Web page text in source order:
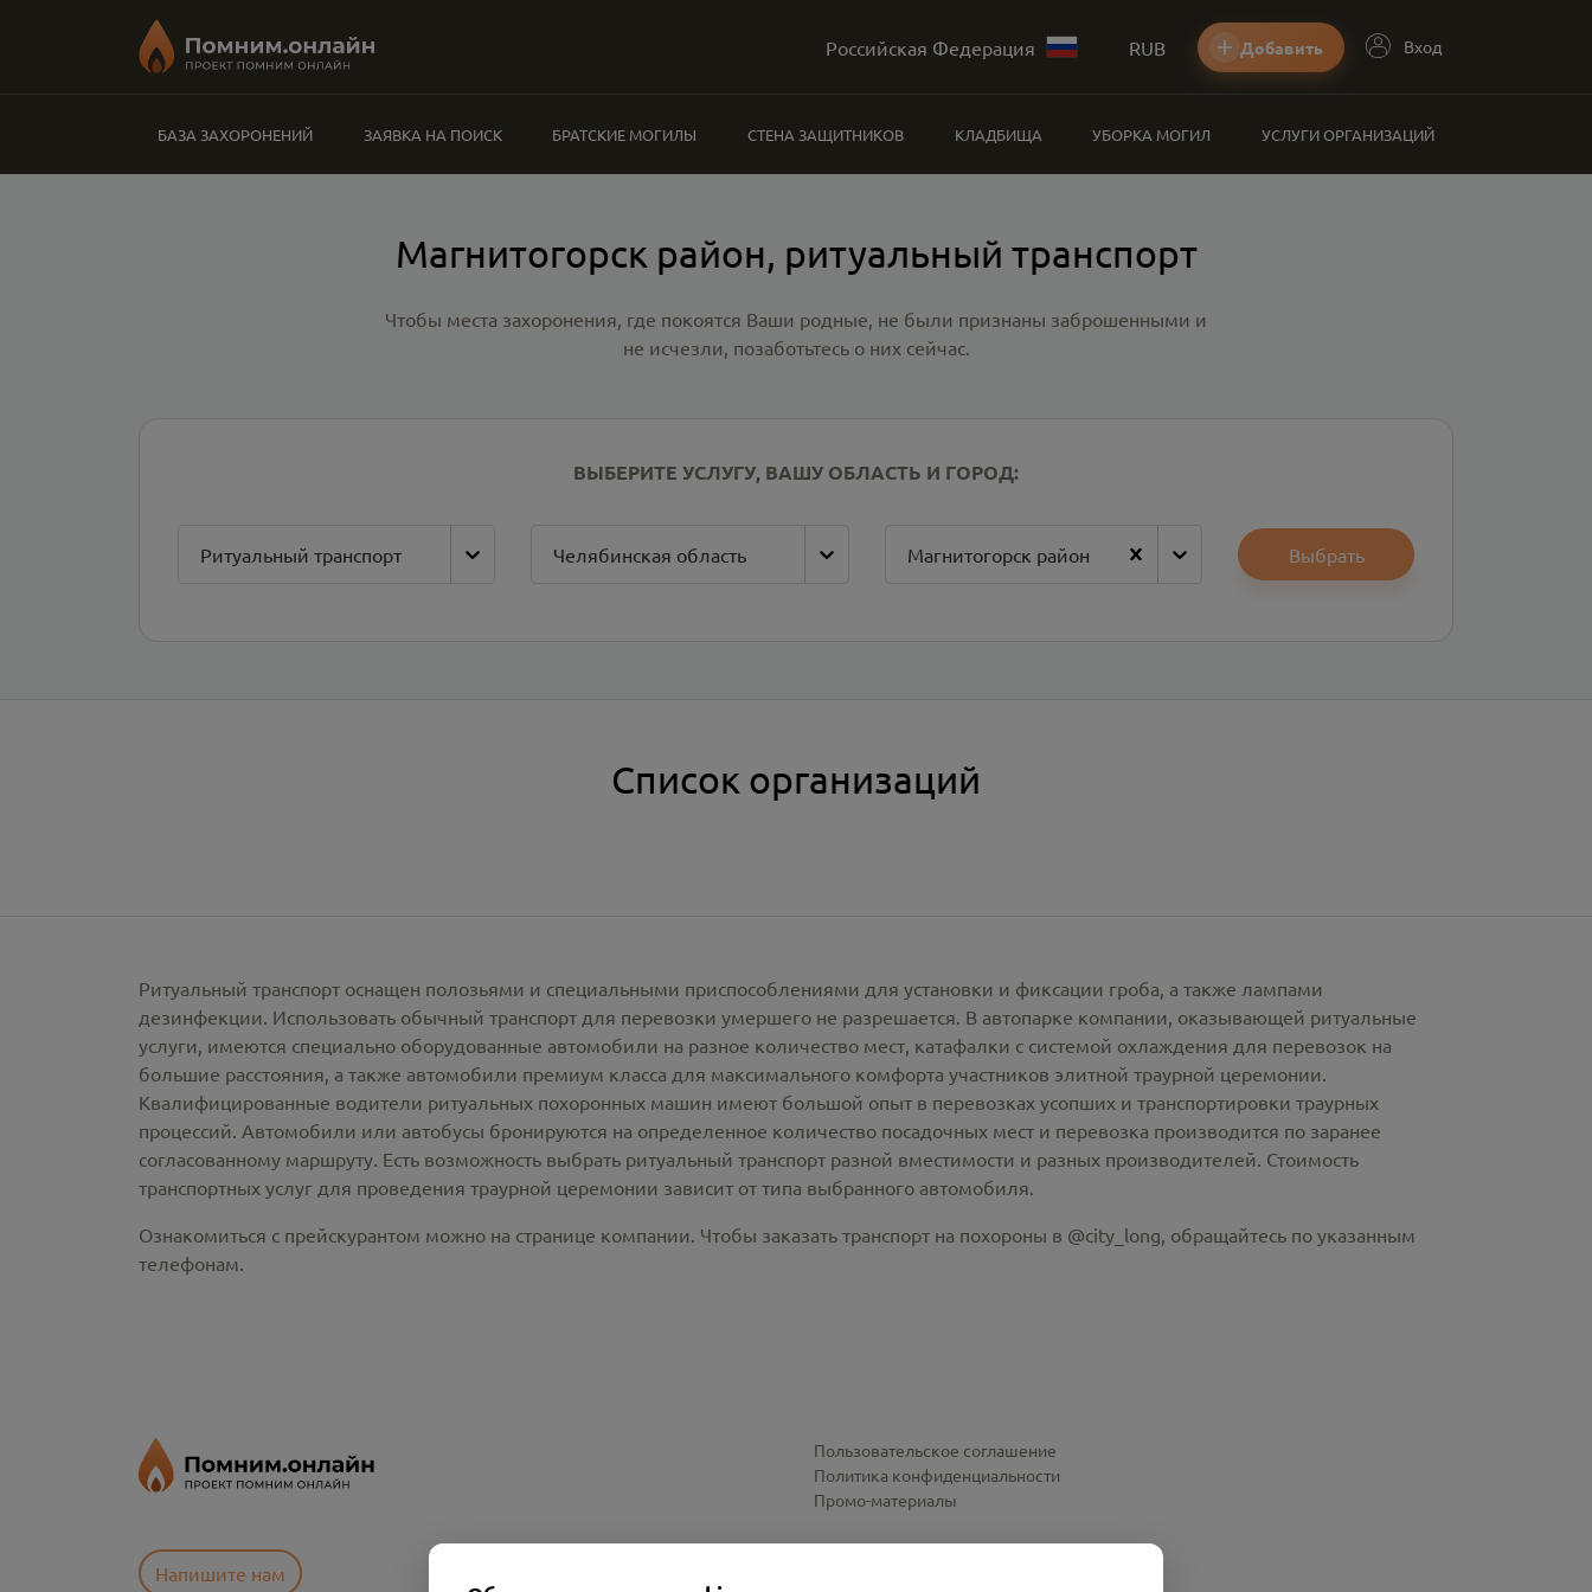
Российская Федерация RUB Добавить Вход
БАЗА ЗАХОРОНЕНИЙ ЗАЯВКА НА ПОИСК БРАТСКИЕ МОГИЛЫ СТЕНА ЗАЩИТНИКОВ КЛАДБИЩА УБОРКА МОГИЛ УСЛУГИ ОРГАНИЗАЦИЙ
Магнитогорск район, ритуальный транспорт
Чтобы места захоронения, где покоятся Ваши родные, не были признаны заброшенными и
не исчезли, позаботьтесь о них сейчас.
ВЫБЕРИТЕ УСЛУГУ, ВАШУ ОБЛАСТЬ И ГОРОД:
Ритуальный транспорт Челябинская область Магнитогорск район Выбрать
Список организаций
Ритуальный транспорт оснащен полозьями и специальными приспособлениями для установки и фиксации гроба, а также лампами
дезинфекции. Использовать обычный транспорт для перевозки умершего не разрешается. В автопарке компании, оказывающей ритуальные
услуги, имеются специально оборудованные автомобили на разное количество мест, катафалки с системой охлаждения для перевозок на
большие расстояния, а также автомобили премиум класса для максимального комфорта участников элитной траурной церемонии.
Квалифицированные водители ритуальных похоронных машин имеют большой опыт в перевозках усопших и транспортировки траурных
процессий. Автомобили или автобусы бронируются на определенное количество посадочных мест и перевозка производится по заранее
согласованному маршруту. Есть возможность выбрать ритуальный транспорт разной вместимости и разных производителей. Стоимость
транспортных услуг для проведения траурной церемонии зависит от типа выбранного автомобиля.
Ознакомиться с прейскурантом можно на странице компании. Чтобы заказать транспорт на похороны в @city_long, обращайтесь по указанным
телефонам.
Напишите нам
Пользовательское соглашение
Политика конфиденциальности
Промо-материалы